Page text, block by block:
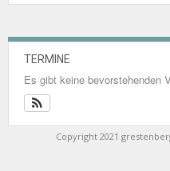
TERMINE
Es gibt keine bevorstehenden
Copyright 2021